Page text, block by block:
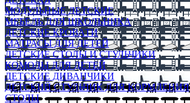
МОДУЛЬНЫЕ ДЕТСКИЕ
МЕБЕЛЬ ДЛЯ ШКОЛЬНИКА
ДЕТСКИЕ КРОВАТИ
МАТРАСЫ ДЛЯ ДЕТЕЙ
ДЕТСКИЕ СТОЛЫ И СТУЛЬЧИКИ
КОМОДЫ ДЛЯ ДЕТЕЙ
ДЕТСКИЕ ДИВАНЧИКИ
ДЕТСКИЙ СТУЛЬЧИК ДЛЯ КОРМЛЕНИЯ
СТОЛЫ